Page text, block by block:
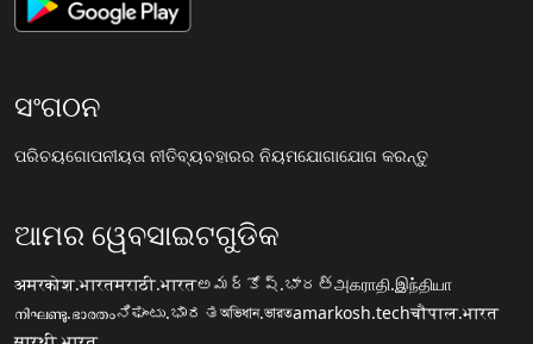
ସଂଗଠନ
ପରିଚୟଗୋପନୀୟତା ନୀତିବ୍ୟବହାରର ନିୟମଯୋଗାଯୋଗ କରନ୍ତୁ
ଆମର ୱେବସାଇଟଗୁଡିକ
अमरकोश.भारतमराठी.भारतఅమర్కోష్.భారత్அகராதி.இந்தியா
നിഘണ്ടു.ഭാരതംನಿಘಂಟು.ಭಾರತঅভিধান.ভারতamarkosh.techचौपाल.भारत